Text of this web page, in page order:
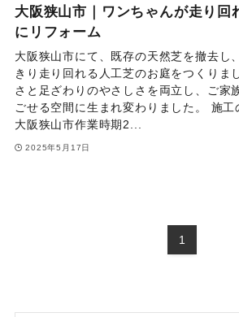
大阪狭山市｜ワンちゃんが走り回
にリフォーム
大阪狭山市にて、既存の天然芝を撤去し
きり走り回れる人工芝のお庭をつくりま
さと足ざわりのやさしさを両立し、ご家
ごせる空間に生まれ変わりました。 施
大阪狭山市作業時期2...
2025年5月17日
1